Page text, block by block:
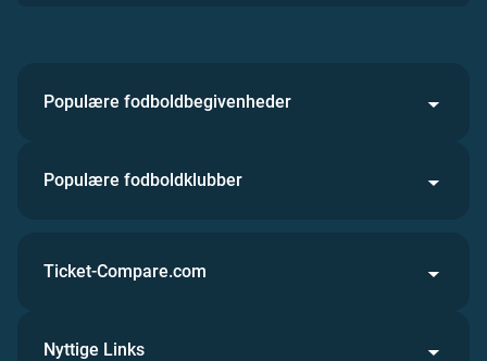
Populære fodboldbegivenheder
Populære fodboldklubber
Ticket-Compare.com
Nyttige Links